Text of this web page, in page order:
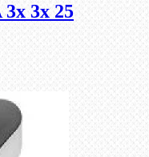
3x 25